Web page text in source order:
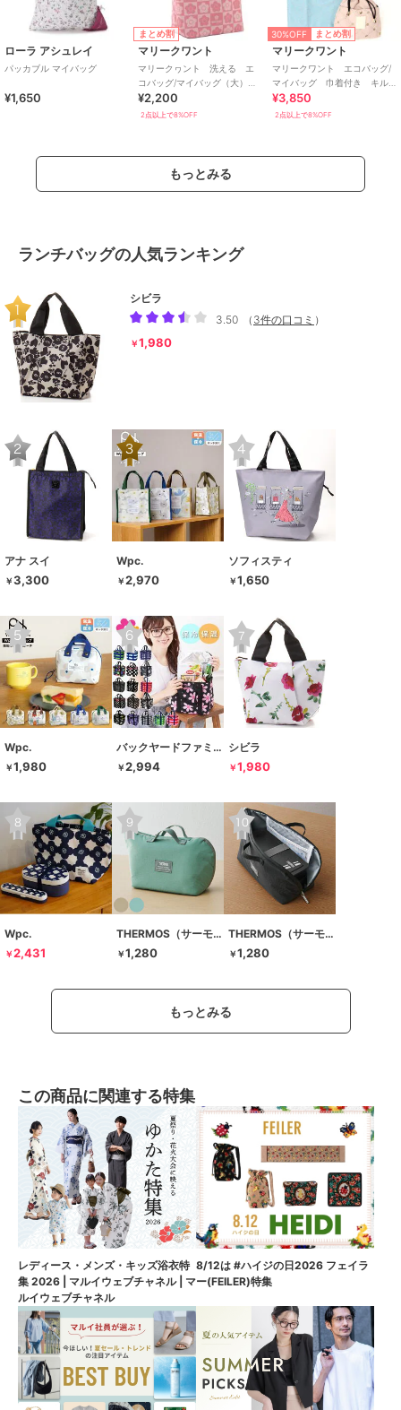
ローラ アシュレイ
パッカブル マイバッグ
¥1,650
まとめ割
マリークワント
マリークヮント 洗える エ
コバッグ/マイバッグ（大）
【MARY QUANT】
¥2,200
2点以上で8%OFF
30%OFF まとめ割
マリークワント
マリークワント エコバッグ/
マイバッグ 巾着付き キル
ティング柄
¥3,850
2点以上で8%OFF
もっとみる
ランチバッグの人気ランキング
シビラ
3.50
（ 3件の口コミ ）
￥1,980
アナ スイ
￥3,300
Wpc.
￥2,970
ソフィスティ
￥1,650
Wpc.
￥1,980
バックヤードファミリー
￥2,994
シビラ
￥1,980
Wpc.
￥2,431
THERMOS（サーモス）
￥1,280
THERMOS（サーモス）
￥1,280
もっとみる
この商品に関連する特集
レディース・メンズ・キッズ浴衣特
集 2026 | マルイウェブチャネル | マ
ルイウェブチャネル
8/12は #ハイジの日2026 フェイラ
ー(FEILER)特集